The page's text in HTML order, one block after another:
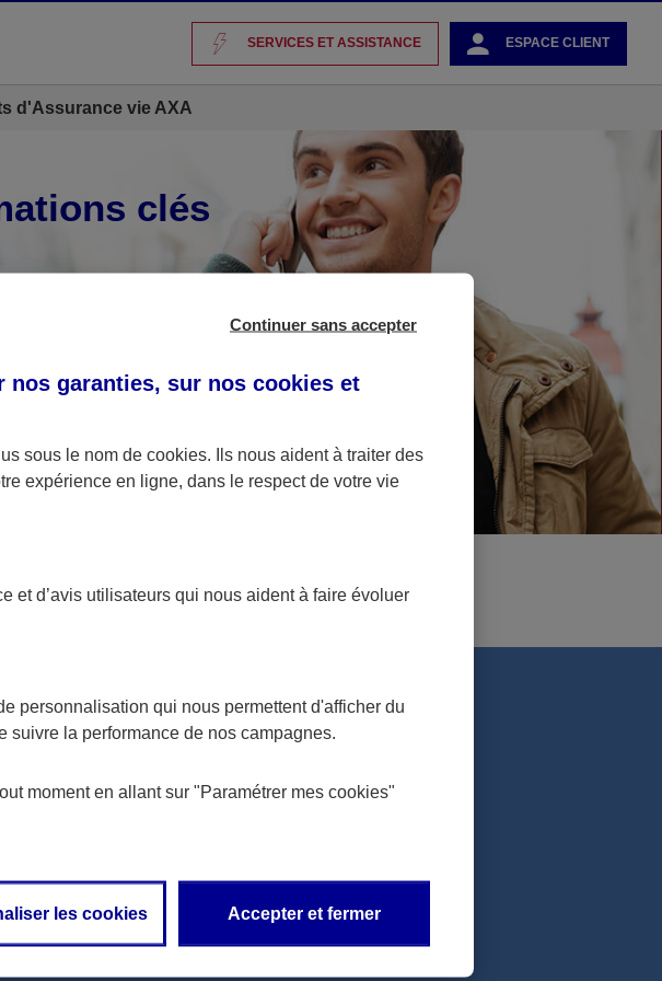
SERVICES ET ASSISTANCE ESPACE CLIENT
d'Assurance vie AXA
clés
PERP
Continuer sans accepter
nos garanties, sur nos cookies et
sous le nom de cookies . Ils nous aident à traiter des
expérience en ligne, dans le respect de votre vie
et d’avis utilisateurs qui nous aident à faire évoluer
personnalisation qui nous permettent d'afficher du
la performance de nos campagnes.
moment en allant sur "Paramétrer mes cookies"
les cookies Accepter et fermer